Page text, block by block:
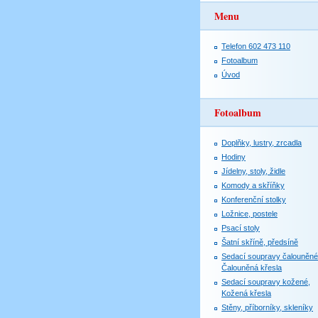
Menu
Telefon 602 473 110
Fotoalbum
Úvod
Fotoalbum
Doplňky, lustry, zrcadla
Hodiny
Jídelny, stoly, židle
Komody a skříňky
Konferenční stolky
Ložnice, postele
Psací stoly
Šatní skříně, předsíně
Sedací soupravy
Čalouněná křesla
Sedací soupravy kožené,
Kožená křesla
Stěny, příborníky, skleníky